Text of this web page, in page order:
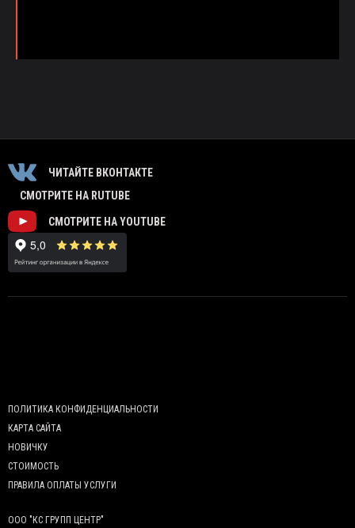
ЧИТАЙТЕ ВКОНТАКТЕ
СМОТРИТЕ НА RUTUBE
СМОТРИТЕ НА YOUTUBE
ПОЛИТИКА КОНФИДЕНЦИАЛЬНОСТИ
КАРТА САЙТА
НОВИЧКУ
СТОИМОСТЬ
ПРАВИЛА ОПЛАТЫ УСЛУГИ
ООО "КС ГРУПП ЦЕНТР"